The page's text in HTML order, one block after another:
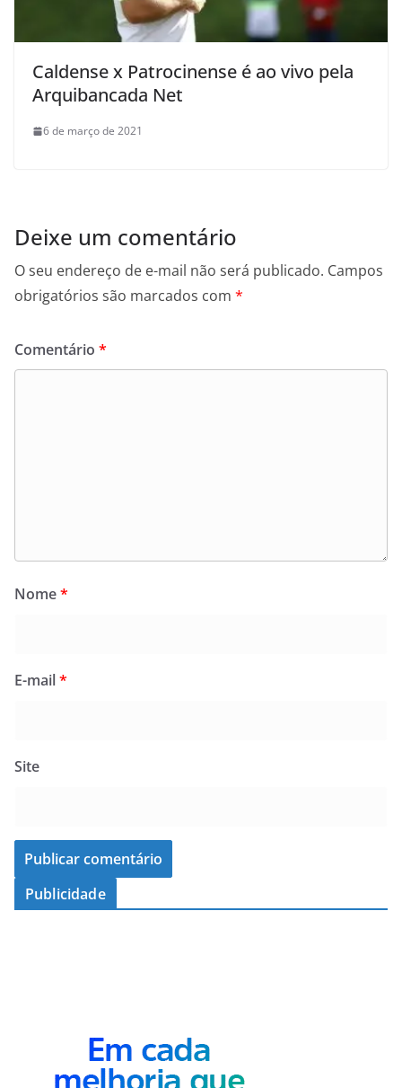
Caldense x Patrocinense é ao vivo pela
Arquibancada Net
6 de março de 2021
Deixe um comentário
O seu endereço de e-mail não será publicado. Campos
obrigatórios são marcados com *
Comentário *
Nome*
E-mail*
Site
Publicidade